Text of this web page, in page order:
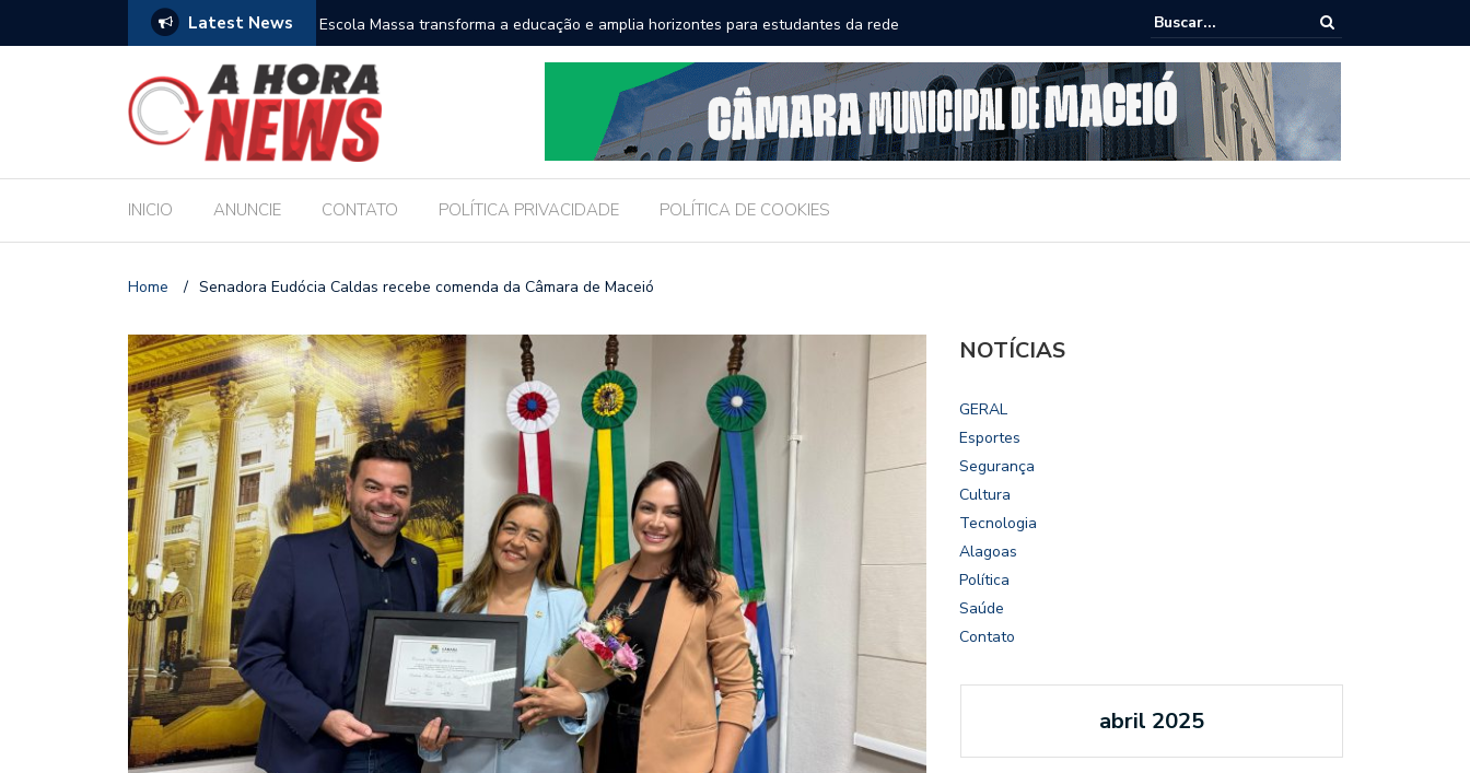
Latest News
escolares e sanciona jornada de 30 horas
Escola Massa transforma a educação e amplia horizontes para estudantes da rede
pública de Maceió
Chico Filho destaca potencial esportivo, turístico e econômico da Maratona
Internacional de Maceió
INICIO ANUNCIE CONTATO POLÍTICA PRIVACIDADE POLÍTICA DE COOKIES
Home / Senadora Eudócia Caldas recebe comenda da Câmara de Maceió
NOTÍCIAS
GERAL
Esportes
Segurança
Cultura
Tecnologia
Alagoas
Política
Saúde
Contato
abril 2025